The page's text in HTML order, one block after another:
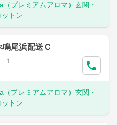
プレミアムアロマ）玄関・
トン
尾浜配送Ｃ
１
プレミアムアロマ）玄関・
トン